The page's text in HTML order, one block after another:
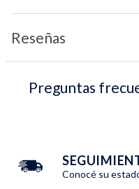
Reseñas
Preguntas
Conocé su